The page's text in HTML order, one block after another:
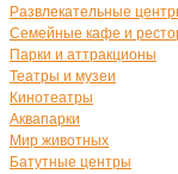
Развлекательные
Семейные кафе и
Парки и аттракционы
Театры и музеи
Кинотеатры
Аквапарки
Мир животных
Батутные центры